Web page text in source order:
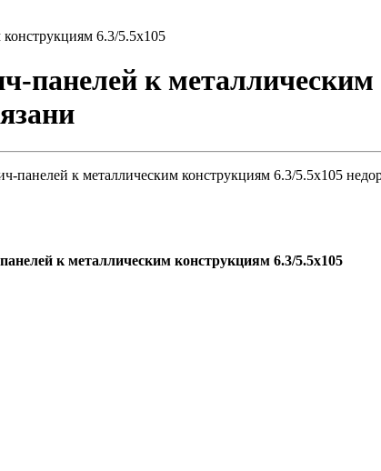
6.3/5.5х105
панелей к
к металлическим конструкциям 6.3/5.5х105
к металлическим конструкциям 6.3/5.5х105